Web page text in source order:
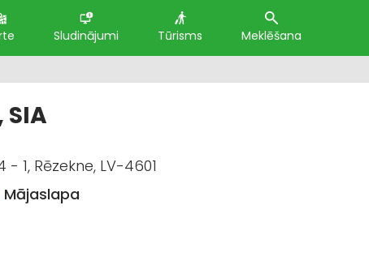
Sludinājumi Tūrisms Meklēšana
SIA
1, Rēzekne, LV-4601
Mājaslapa